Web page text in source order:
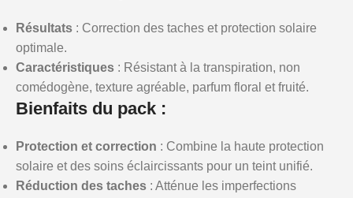
Résultats : Correction des taches et protection solaire
optimale.
Caractéristiques : Résistant à la transpiration, non
comédogène, texture agréable, parfum floral et fruité.
Bienfaits du pack :
Protection et correction : Combine la haute protection
solaire et des soins éclaircissants pour un teint unifié.
Réduction des taches : Atténue les imperfections